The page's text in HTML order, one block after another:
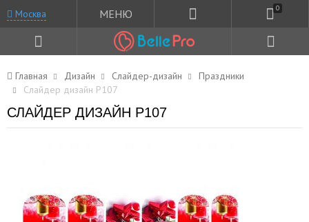
Москва МЕНЮ 0
Главная Дизайн Слайдер-дизайн
Праздники
Слайдер дизайн P107
СЛАЙДЕР ДИЗАЙН P107